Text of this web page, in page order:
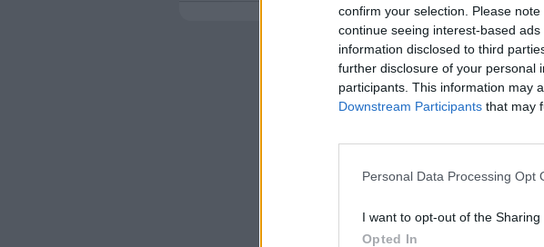
confirm your selection. Please
continue seeing interest-based
information disclosed to third
further disclosure of your personal
participants. This information may
Downstream Participants that may
Personal Data Processing Opt
I want to opt-out of the Sharing
Opted In